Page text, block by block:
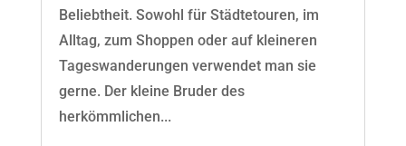
Beliebtheit. Sowohl für Städtetouren, im
Alltag, zum Shoppen oder auf kleineren
Tageswanderungen verwendet man sie
gerne. Der kleine Bruder des
herkömmlichen...